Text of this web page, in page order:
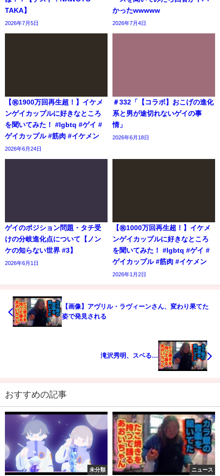
TAKA】
2026年7月5日
かったwwwww
2026年7月4日
【㊗️1900万回再生超！】イケメ
ンゲイカップルに好きなところ
を聞いてみた！ #lgbtq #ゲイ #
ゲイカップル #筋肉 #イケメン
2026年6月24日
＃332「【コラボ】おこげの進化
系と男が途切れないゲイの事
情」
2026年6月18日
ゲイのポジション問題・タチ受
けの分岐進化点について【ノン
ケの知らない世界 #3】
2026年6月1日
【㊗️1000万回再生超！】イケメ
ンゲイカップルに好きなところ
を聞いてみた！ #lgbtq #ゲイ #
ゲイカップル #筋肉 #イケメン
2026年1月2日
【画像】アヴリル・ラヴィーンさん、変わり果てた
姿で発見される
滝沢秀明、スベる…
おすすめの記事
未分類 ニュース